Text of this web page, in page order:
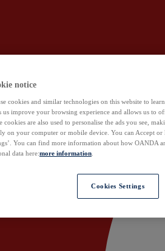
notice
cookies and similar technologies on this website to
us improve your browsing experience and allows us to
cookies are also used to personalise the ads you see,
on your computer or mobile device. You can Accept or
You can find more information about how OANDA
data here:more information
Cookies Settings